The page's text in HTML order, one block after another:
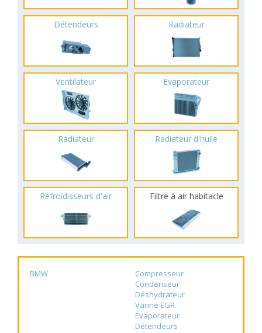
Détendeurs Radiateur
Ventilateur Evaporateur
Radiateur Radiateur d'huile
Refroidisseurs d'air Filtre à air habitacle
BMW
Compresseur
Condenseur
Déshydrateur
Vanne EGR
Evaporateur
Détendeurs